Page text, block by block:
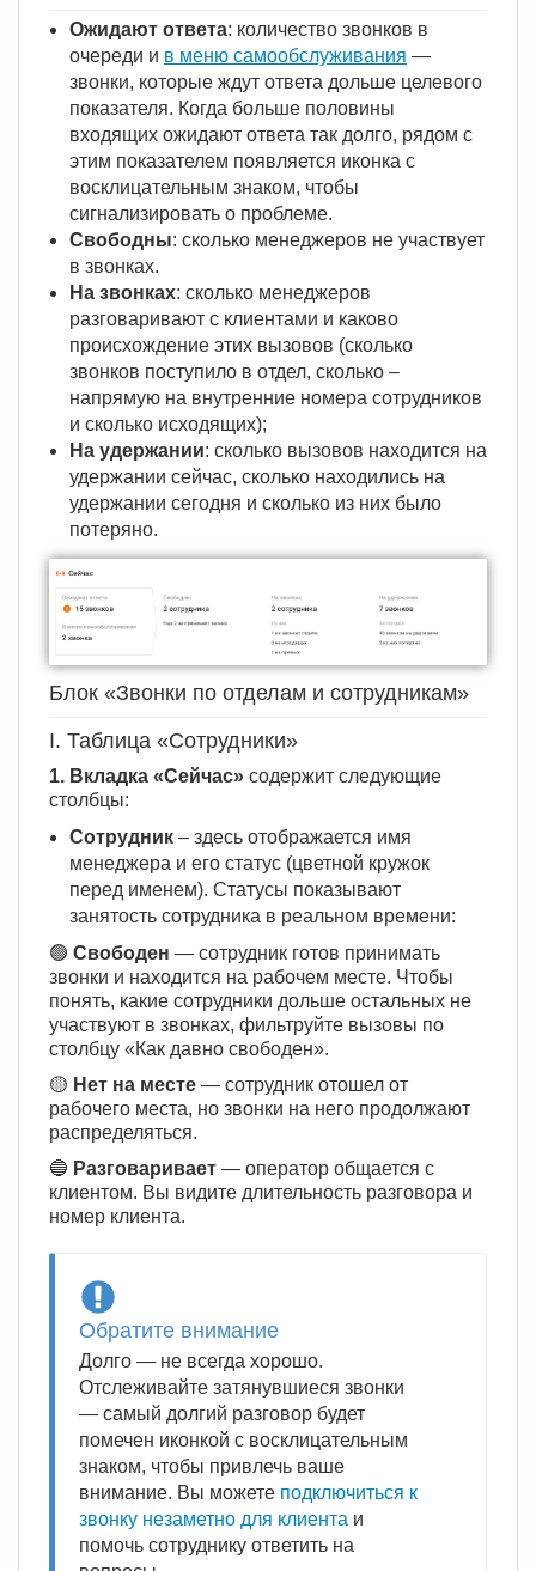
Ожидают ответа: количество звонков в
очереди и в меню самообслуживания —
звонки, которые ждут ответа дольше целевого
показателя. Когда больше половины
входящих ожидают ответа так долго, рядом с
этим показателем появляется иконка с
восклицательным знаком, чтобы
сигнализировать о проблеме.
Свободны: сколько менеджеров не участвует
в звонках.
На звонках: сколько менеджеров
разговаривают с клиентами и каково
происхождение этих вызовов (сколько
звонков поступило в отдел, сколько –
напрямую на внутренние номера сотрудников
и сколько исходящих);
На удержании: сколько вызовов находится на
удержании сейчас, сколько находились на
удержании сегодня и сколько из них было
потеряно.
Блок «Звонки по отделам и сотрудникам»
I. Таблица «Сотрудники»
1. Вкладка «Сейчас» содержит следующие
столбцы:
Сотрудник – здесь отображается имя
менеджера и его статус (цветной кружок
перед именем). Статусы показывают
занятость сотрудника в реальном времени:
🟢 Свободен — сотрудник готов принимать
звонки и находится на рабочем месте. Чтобы
понять, какие сотрудники дольше остальных не
участвуют в звонках, фильтруйте вызовы по
столбцу «Как давно свободен».
🟡 Нет на месте — сотрудник отошел от
рабочего места, но звонки на него продолжают
распределяться.
🔵 Разговаривает — оператор общается с
клиентом. Вы видите длительность разговора и
номер клиента.
Обратите внимание
Долго — не всегда хорошо.
Отслеживайте затянувшиеся звонки
— самый долгий разговор будет
помечен иконкой с восклицательным
знаком, чтобы привлечь ваше
внимание. Вы можете подключиться к
звонку незаметно для клиента и
помочь сотруднику ответить на